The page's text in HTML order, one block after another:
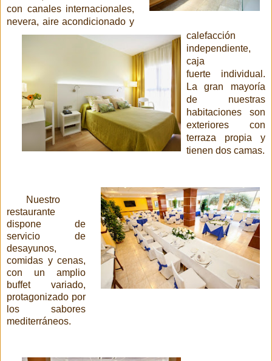
con canales internacionales,
nevera, aire acondicionado y
calefacción
independiente,
caja
fuerte individual.
La gran mayoría
de nuestras
habitaciones son
exteriores con
terraza propia y
tienen dos camas.
Nuestro
restaurante
dispone de
servicio de
desayunos,
comidas y cenas,
con un amplio
buffet variado,
protagonizado por
los sabores
mediterráneos.